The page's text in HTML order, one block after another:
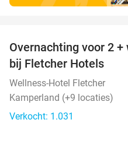
Overnachting voor 2
bij Fletcher Hotels
Wellness-Hotel Fletcher
Kamperland (+9 locaties)
Verkocht: 1.031